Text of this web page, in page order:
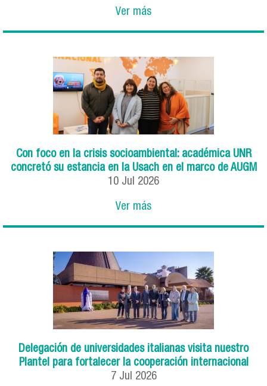
Ver más
Con foco en la crisis socioambiental: académica UNR
concretó su estancia en la Usach en el marco de AUGM
10 Jul 2026
Ver más
Delegación de universidades italianas visita nuestro
Plantel para fortalecer la cooperación internacional
7 Jul 2026